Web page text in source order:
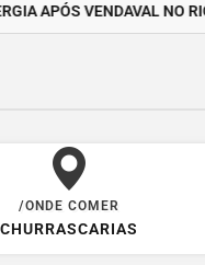
APÓS VENDAVAL NO RIO
/ONDE COMER
CHURRASCARIAS